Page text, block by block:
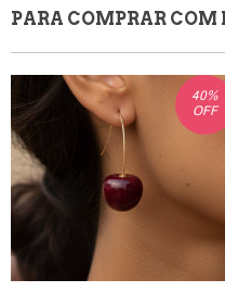
PARA COMPRAR COM
40%
OFF